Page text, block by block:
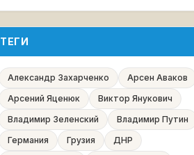
ТЕГИ
Александр Захарченко
Арсен Аваков
Арсений Яценюк
Виктор Янукович
Владимир Зеленский
Владимир Путин
Германия
Грузия
ДНР